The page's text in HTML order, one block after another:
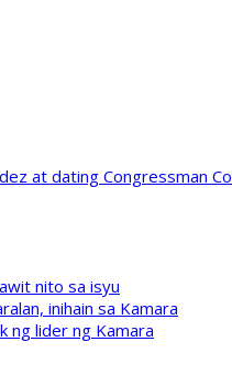
at dating Congressman Co
nito sa isyu
inihain sa Kamara
ng lider ng Kamara